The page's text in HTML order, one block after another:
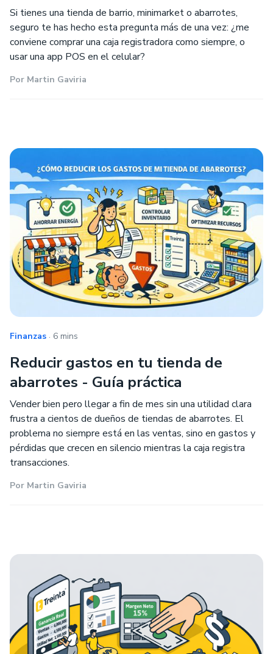
Si tienes una tienda de barrio, minimarket o abarrotes,
seguro te has hecho esta pregunta más de una vez: ¿me
conviene comprar una caja registradora como siempre, o
usar una app POS en el celular?
Por Martin Gaviria
Finanzas . 6 mins
Reducir gastos en tu tienda de
abarrotes - Guía práctica
Vender bien pero llegar a fin de mes sin una utilidad clara
frustra a cientos de dueños de tiendas de abarrotes. El
problema no siempre está en las ventas, sino en gastos y
pérdidas que crecen en silencio mientras la caja registra
transacciones. ‍
Por Martin Gaviria